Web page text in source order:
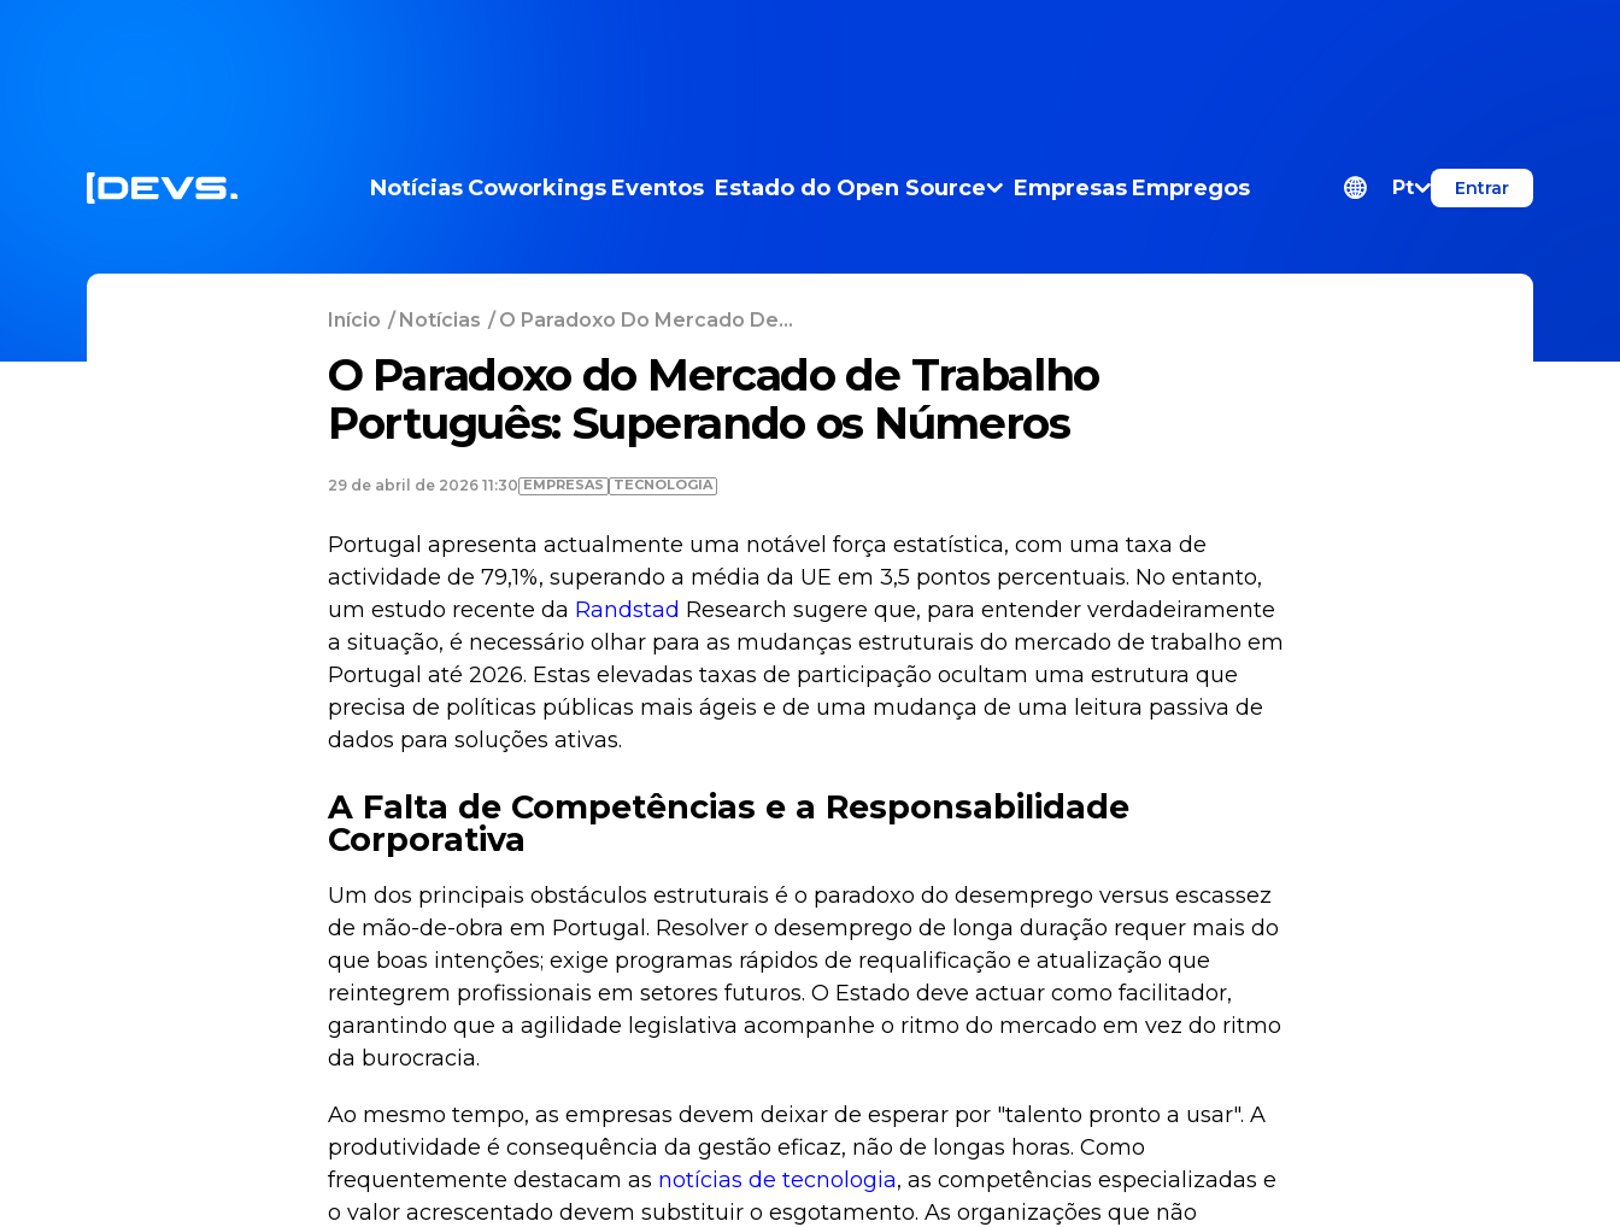
Notícias Coworkings Eventos Estado do Open Source Empresas Empregos Pt Entrar
Início /Notícias / O Paradoxo Do Mercado De...
O Paradoxo do Mercado de Trabalho
Português: Superando os Números
29 de abril de 2026 11:30 EMPRESAS TECNOLOGIA
Portugal apresenta actualmente uma notável força estatística, com uma taxa de
actividade de 79,1%, superando a média da UE em 3,5 pontos percentuais. No entanto,
um estudo recente da Randstad Research sugere que, para entender verdadeiramente
a situação, é necessário olhar para as mudanças estruturais do mercado de trabalho em
Portugal até 2026. Estas elevadas taxas de participação ocultam uma estrutura que
precisa de políticas públicas mais ágeis e de uma mudança de uma leitura passiva de
dados para soluções ativas.
A Falta de Competências e a Responsabilidade
Corporativa
Um dos principais obstáculos estruturais é o paradoxo do desemprego versus escassez
de mão-de-obra em Portugal. Resolver o desemprego de longa duração requer mais do
que boas intenções; exige programas rápidos de requalificação e atualização que
reintegrem profissionais em setores futuros. O Estado deve actuar como facilitador,
garantindo que a agilidade legislativa acompanhe o ritmo do mercado em vez do ritmo
da burocracia.
Ao mesmo tempo, as empresas devem deixar de esperar por "talento pronto a usar". A
produtividade é consequência da gestão eficaz, não de longas horas. Como
frequentemente destacam as notícias de tecnologia, as competências especializadas e
o valor acrescentado devem substituir o esgotamento. As organizações que não